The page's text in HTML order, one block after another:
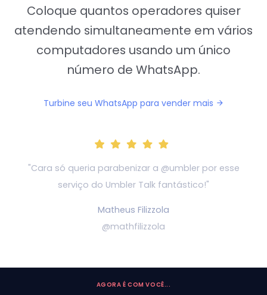
Coloque quantos operadores quiser
atendendo simultaneamente em vários
computadores usando um único
número de WhatsApp.
Turbine seu WhatsApp para vender mais
"Cara só queria parabenizar a @umbler por esse
serviço do Umbler Talk fantástico!"
Matheus Filizzola
@mathfilizzola
AGORA É COM VOCÊ...